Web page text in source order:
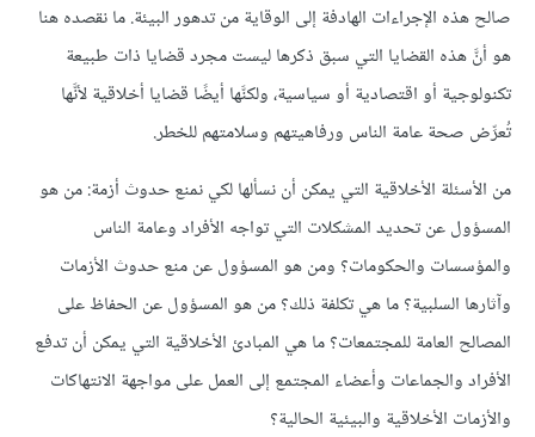
صالح هذه الإجراءات الهادفة إلى الوقاية من تدهور البيئة. ما نقصده هنا
هو أنَّ هذه القضايا التي سبق ذكرها ليست مجرد قضايا ذات طبيعة
تكنولوجية أو اقتصادية أو سياسية، ولكنَّها أيضًا قضايا أخلاقية لأنَّها
تُعرِّض صحة عامة الناس ورفاهيتهم وسلامتهم للخطر.
من الأسئلة الأخلاقية التي يمكن أن نسألها لكي نمنع حدوث أزمة: من هو
المسؤول عن تحديد المشكلات التي تواجه الأفراد وعامة الناس
والمؤسسات والحكومات؟ ومن هو المسؤول عن منع حدوث الأزمات
وآثارها السلبية؟ ما هي تكلفة ذلك؟ من هو المسؤول عن الحفاظ على
المصالح العامة للمجتمعات؟ ما هي المبادئ الأخلاقية التي يمكن أن تدفع
الأفراد والجماعات وأعضاء المجتمع إلى العمل على مواجهة الانتهاكات
والأزمات الأخلاقية والبيئية الحالية؟